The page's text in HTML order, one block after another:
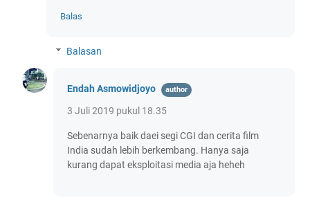
Balas
Balasan
Endah Asmowidjoyo
3 Juli 2019 pukul 18.35
Sebenarnya baik daei segi CGI dan cerita film
India sudah lebih berkembang. Hanya saja
kurang dapat eksploitasi media aja heheh